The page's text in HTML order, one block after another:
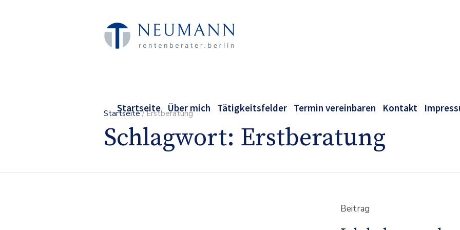
Startseite Über mich Tätigkeitsfelder Termin vereinbaren Kontakt
Startseite /Erstberatung
Schlagwort: Erstberatung
Beitrag